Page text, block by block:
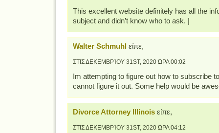
This excellent website definitely has all the
subject and didn’t know who to ask. |
Walter Schmuhl είπε,
ΣΤΙΣ ΔΕΚΕΜΒΡΊΟΥ 31ST, 2020 ΏΡΑ 00:02
Im attempting to figure out how to subscribe
cannot figure it out. Some help would be
Divorce Attorney Illinoisείπε,
ΣΤΙΣ ΔΕΚΕΜΒΡΊΟΥ 31ST, 2020 ΏΡΑ 04:12